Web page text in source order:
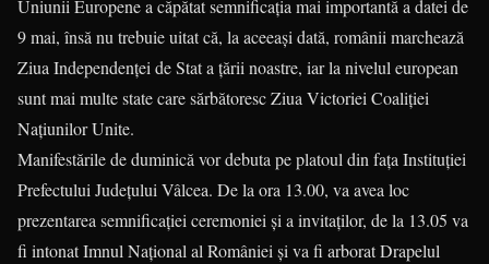
Uniunii Europene a căpătat semnificația mai importantă a datei de
9 mai, însă nu trebuie uitat că, la aceeași dată, românii marchează
Ziua Independenței de Stat a țării noastre, iar la nivelul european
sunt mai multe state care sărbătoresc Ziua Victoriei Coaliției
Națiunilor Unite.
Manifestările de duminică vor debuta pe platoul din fața Instituției
Prefectului Județului Vâlcea. De la ora 13.00, va avea loc
prezentarea semnificației ceremoniei și a invitaților, de la 13.05 va
fi intonat Imnul Național al României și va fi arborat Drapelul